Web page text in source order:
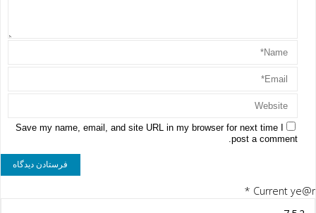
Save my name, email, and site URL in my browser for next time I
post a comment.
Current ye@r
*